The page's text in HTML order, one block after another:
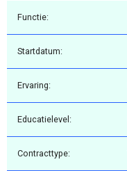
Functie:
Startdatum:
Ervaring:
Educatielevel:
Contracttype: